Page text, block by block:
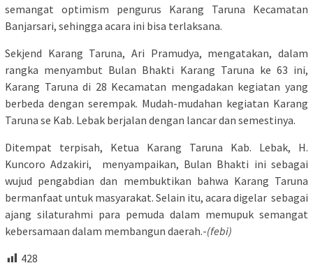
semangat optimism pengurus Karang Taruna Kecamatan
Banjarsari, sehingga acara ini bisa terlaksana.
Sekjend Karang Taruna, Ari Pramudya, mengatakan, dalam
rangka menyambut Bulan Bhakti Karang Taruna ke 63 ini,
Karang Taruna di 28 Kecamatan mengadakan kegiatan yang
berbeda dengan serempak. Mudah-mudahan kegiatan Karang
Taruna se Kab. Lebak berjalan dengan lancar dan semestinya.
Ditempat terpisah, Ketua Karang Taruna Kab. Lebak, H.
Kuncoro Adzakiri, menyampaikan, Bulan Bhakti ini sebagai
wujud pengabdian dan membuktikan bahwa Karang Taruna
bermanfaat untuk masyarakat. Selain itu, acara digelar sebagai
ajang silaturahmi para pemuda dalam memupuk semangat
kebersamaan dalam membangun daerah.-(febi)
428